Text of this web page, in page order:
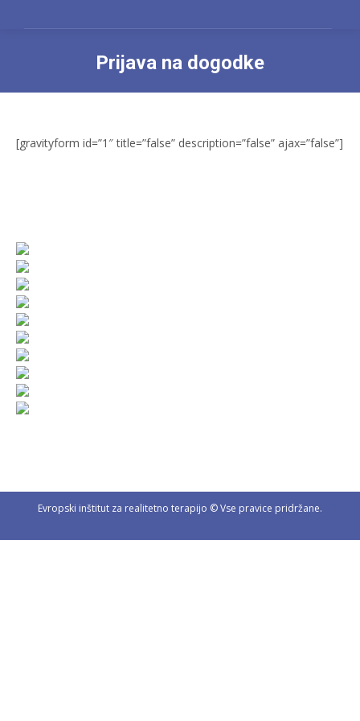
Prijava na dogodke
[gravityform id=”1″ title=”false” description=”false” ajax=”false”]
Evropski inštitut za realitetno terapijo © Vse pravice pridržane.